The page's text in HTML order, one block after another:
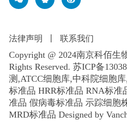
法律声明 联系我们
Copyright @ 2024南京科佰生
Rights Reserved. 苏ICP备
测,ATCC细胞库,中科院细胞库,
标准品 HRR标准品 RNA标
准品 假病毒标准品 示踪细胞
MRD标准品 Designed by